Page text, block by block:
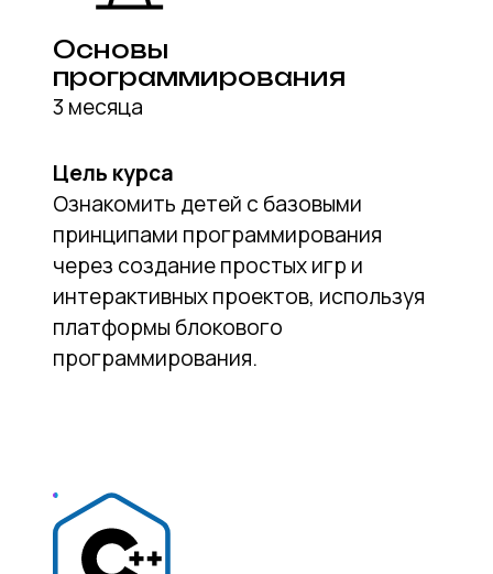
C++: разработка
современных
приложений
Цель курса
Знакомство с основами и
продвинутыми возможностями языка
программирования C++, с акцентом
на создание кроссплатформенных
приложений с графическим
интерфейсом, работу с графикой и
созданием шейдеров. Курс